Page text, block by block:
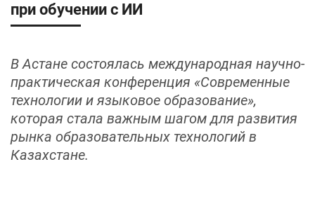
при обучении с ИИ
В Астане состоялась международная научно-
практическая конференция «Современные
технологии и языковое образование»,
которая стала важным шагом для развития
рынка образовательных технологий в
Казахстане.